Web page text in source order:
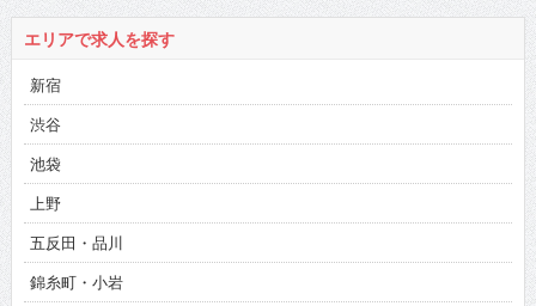
エリアで求人を探す
新宿
渋谷
池袋
上野
五反田・品川
錦糸町・小岩